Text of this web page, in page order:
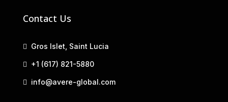
Contact Us
Gros Islet, Saint Lucia
+1 (617) 821-5880
info@avere-global.com